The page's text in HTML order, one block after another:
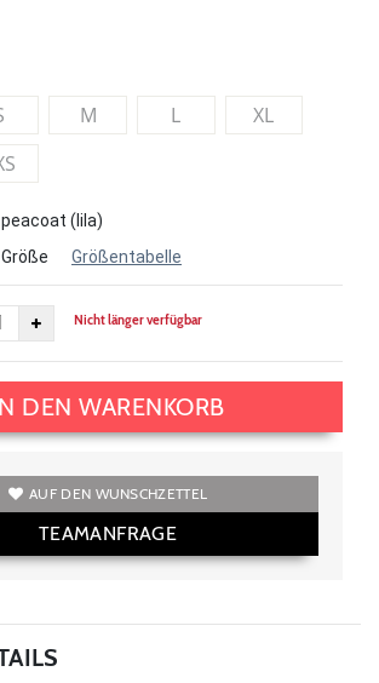
M L
XL
(lila)
Größentabelle
Nicht länger verfügbar
DEN WARENKORB
AUF DEN WUNSCHZETTEL
TEAMANFRAGE